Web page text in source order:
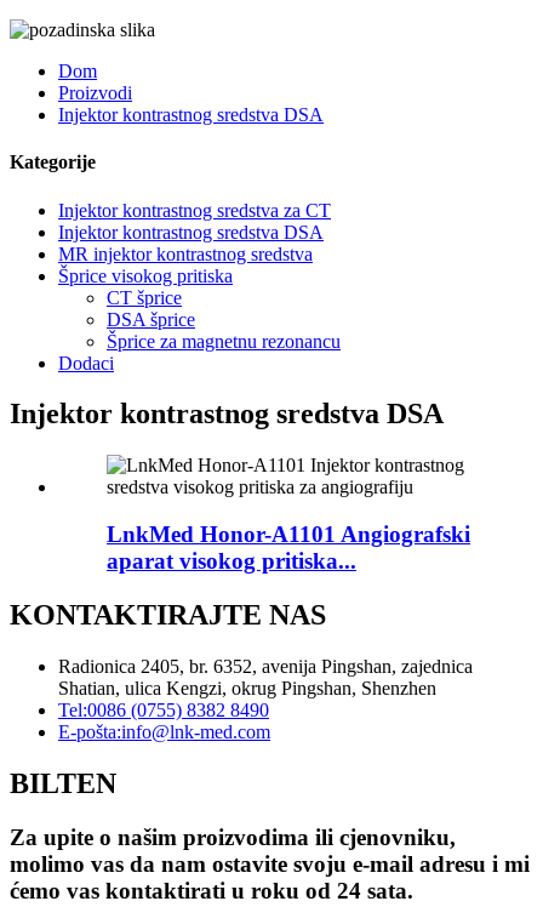
Dom
Proizvodi
Injektor kontrastnog sredstva DSA
Kategorije
Injektor kontrastnog sredstva za CT
Injektor kontrastnog sredstva DSA
MR injektor kontrastnog sredstva
Šprice visokog pritiska
CT šprice
DSA šprice
Šprice za magnetnu rezonancu
Dodaci
Injektor kontrastnog sredstva DSA
LnkMed Honor-A1101 Angiografski
aparat visokog pritiska...
KONTAKTIRAJTE NAS
Radionica 2405, br. 6352, avenija Pingshan, zajednica
Shatian, ulica Kengzi, okrug Pingshan, Shenzhen
Tel:0086 (0755) 8382 8490
E-pošta:info@lnk-med.com
BILTEN
Za upite o našim proizvodima ili cjenovniku,
molimo vas da nam ostavite svoju e-mail adresu i mi
ćemo vas kontaktirati u roku od 24 sata.